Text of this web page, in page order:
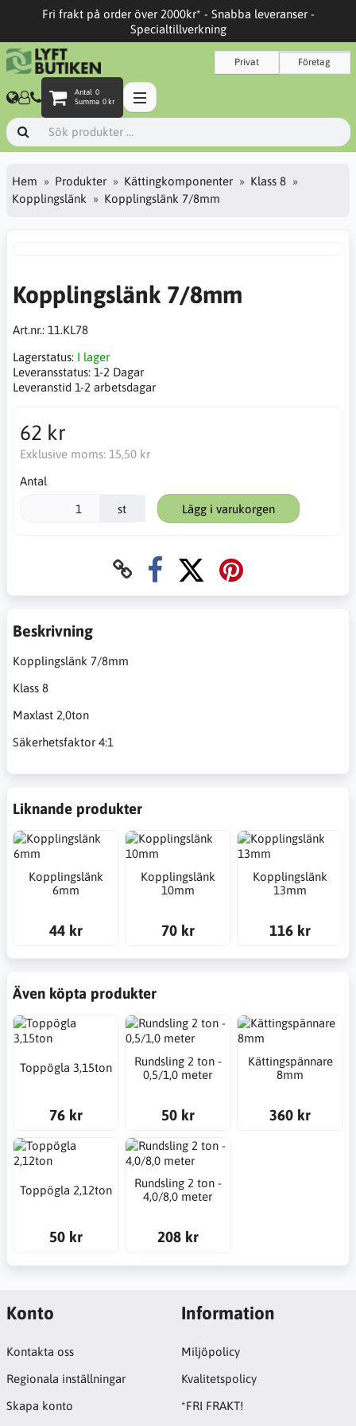
Fri frakt på order över 2000kr* - Snabba leveranser -
Specialtillverkning
Privat Företag
Antal 0
Summa 0 kr
Hem Produkter Kättingkomponenter
Klass 8
Kopplingslänk
Kopplingslänk 7/8mm
Kopplingslänk 7/8mm
Art.nr.: 11.KL78
Lagerstatus: I lager
Leveransstatus: 1-2 Dagar
Leveranstid 1-2 arbetsdagar
62 kr
Exklusive moms: 15,50 kr
Antal
st Lägg i varukorgen
Beskrivning
Kopplingslänk 7/8mm
Klass 8
Maxlast 2,0ton
Säkerhetsfaktor 4:1
Liknande produkter
Kopplingslänk
6mm
44 kr
Kopplingslänk
10mm
70 kr
Kopplingslänk
13mm
116 kr
Även köpta produkter
Toppögla 3,15ton
76 kr
Rundsling 2 ton -
0,5/1,0 meter
50 kr
Kättingspännare
8mm
360 kr
Toppögla 2,12ton
50 kr
Rundsling 2 ton -
4,0/8,0 meter
208 kr
Konto
Kontakta oss
Regionala inställningar
Skapa konto
Information
Miljöpolicy
Kvalitetspolicy
*FRI FRAKT!